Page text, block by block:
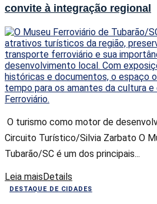
convite à integração regional
O turismo como motor de
Circuito Turístico/Silvia Zarbato O
Tubarão/SC é um dos principais...
Leia maisDetails
DESTAQUE DE CIDADES